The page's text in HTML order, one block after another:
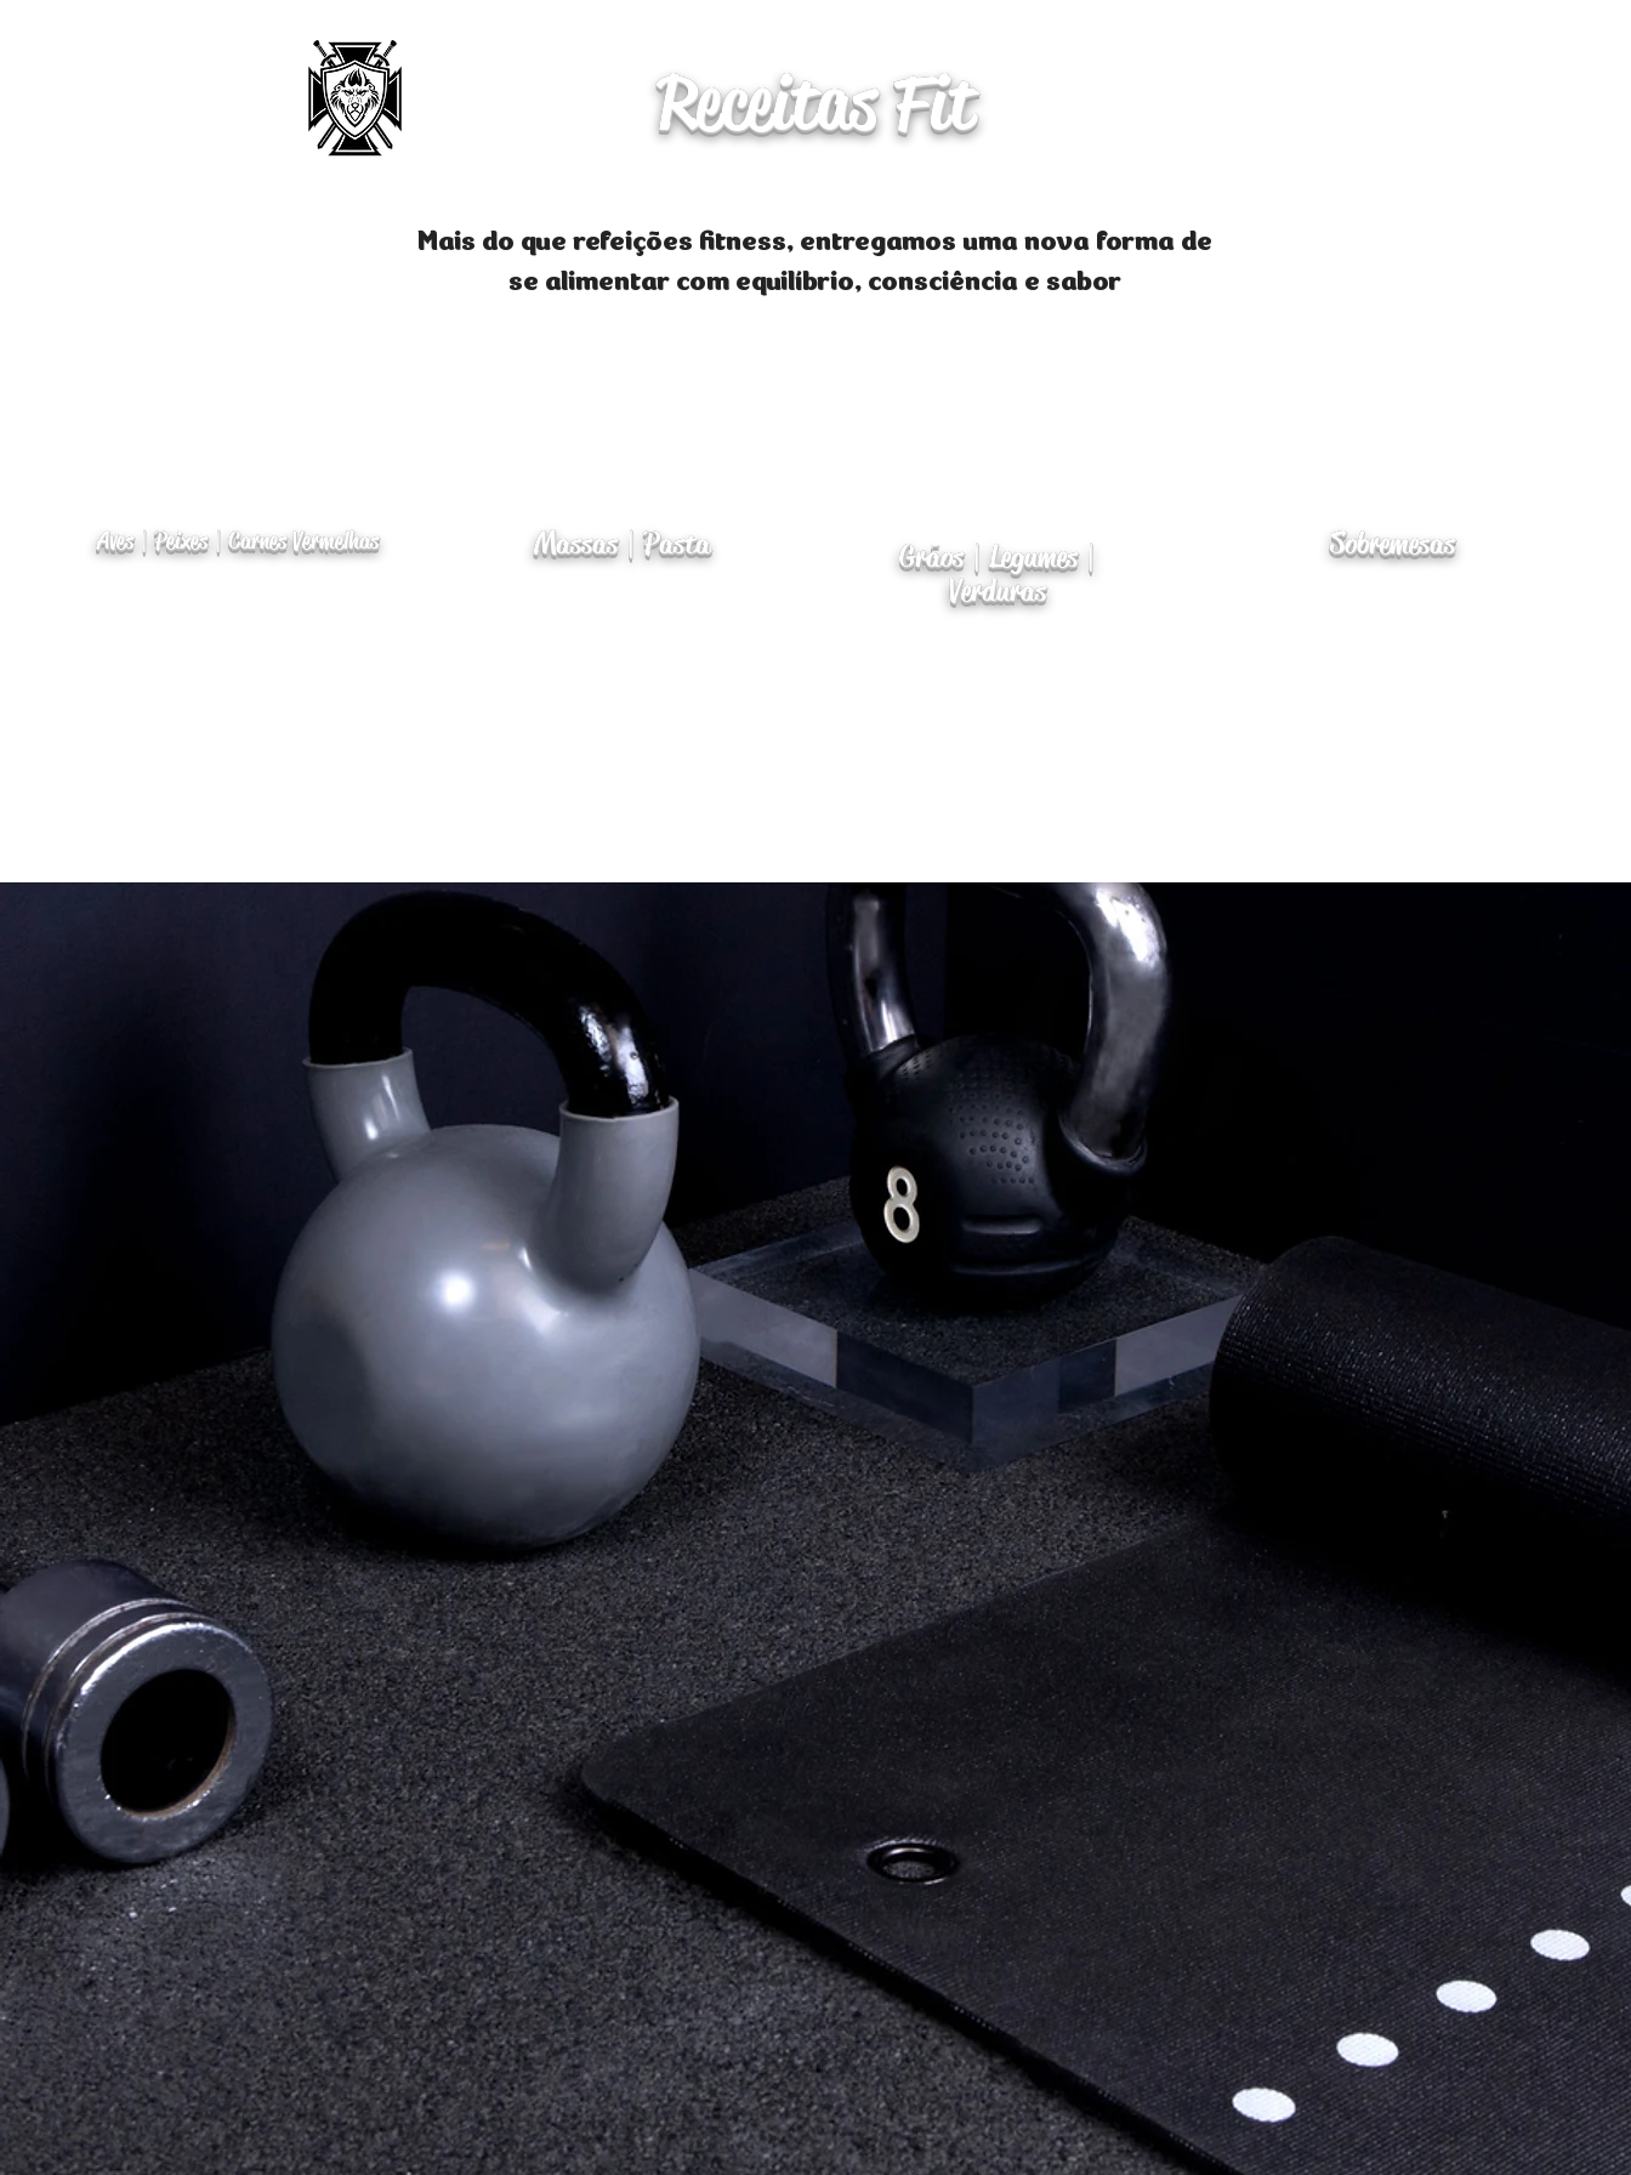
Receitas Fit
Mais do que refeições fitness, entregamos uma nova forma de
se alimentar com equilíbrio, consciência e sabor
Aves | Peixes | Carnes Vermelhas Massas | Pasta
Grãos | Legumes |
Verduras
Sobremesas